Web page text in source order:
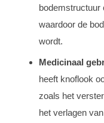
bodemstructuur
waardoor de
wordt.
Medicinaal
heeft knoflook
zoals het
het verlagen